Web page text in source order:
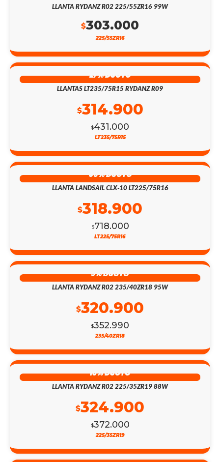
LLANTA RYDANZ R02 225/55ZR16 99W
$303.000
225/55ZR16
27% DSCTO
LLANTAS LT235/75R15 RYDANZ R09
$431.000
$314.900
LT235/75R15
56% DSCTO
LLANTA LANDSAIL CLX-10 LT225/75R16
$718.000
$318.900
LT225/75R16
9% DSCTO
LLANTA RYDANZ R02 235/40ZR18 95W
$352.990
$320.900
235/40ZR18
13% DSCTO
LLANTA RYDANZ R02 225/35ZR19 88W
$372.000
$324.900
225/35ZR19